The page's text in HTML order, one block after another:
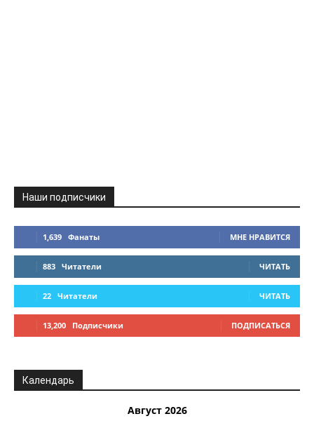
Наши подписчики
1,639 Фанаты МНЕ НРАВИТСЯ
883 Читатели ЧИТАТЬ
22 Читатели ЧИТАТЬ
13,200 Подписчики ПОДПИСАТЬСЯ
Календарь
Август 2026